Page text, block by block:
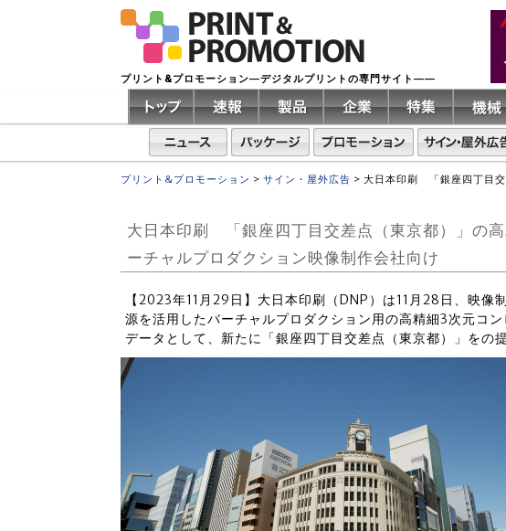
プリント&プロモーション―デジタルプリントの専門サイト――
プリント&プロモーション > サイン・屋外広告 > 大日本印刷 「銀座四丁目
大日本印刷 「銀座四丁目交差点（東京都）」の
ーチャルプロダクション映像制作会社向け
【2023年11月29日】大日本印刷（DNP）は11月28日、映像
源を活用したバーチャルプロダクション用の高精細3次元コン
データとして、新たに「銀座四丁目交差点（東京都）」をの